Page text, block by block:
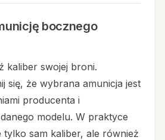
bocznego
kaliber swojej broni.
się, że wybrana amunicja jest
producenta i
modelu. W praktyce
tylko sam kaliber, ale również